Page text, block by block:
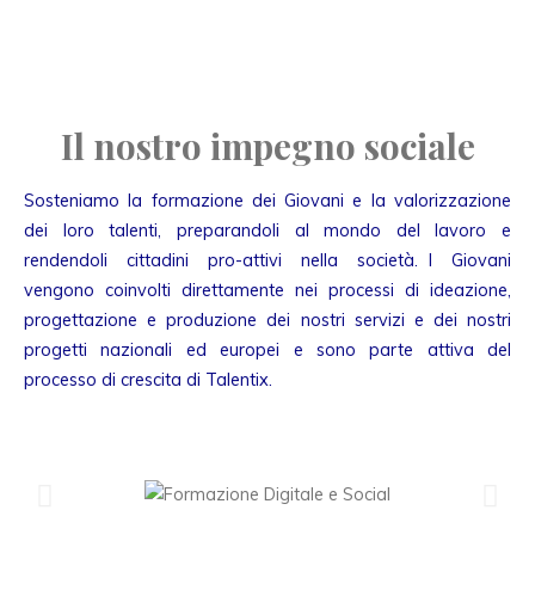
Il nostro impegno sociale
Sosteniamo la formazione dei Giovani e la valorizzazione
dei loro talenti, preparandoli al mondo del lavoro e
rendendoli cittadini pro-attivi nella società. I Giovani
vengono coinvolti direttamente nei processi di ideazione,
progettazione e produzione dei nostri servizi e dei nostri
progetti nazionali ed europei e sono parte attiva del
processo di crescita di Talentix.